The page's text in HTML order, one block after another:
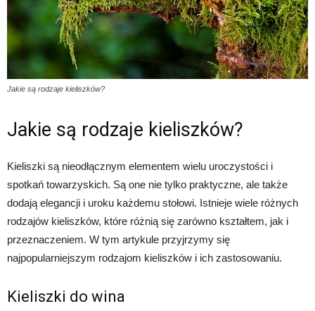
Jakie są rodzaje kieliszków?
Jakie są rodzaje kieliszków?
Kieliszki są nieodłącznym elementem wielu uroczystości i
spotkań towarzyskich. Są one nie tylko praktyczne, ale także
dodają elegancji i uroku każdemu stołowi. Istnieje wiele różnych
rodzajów kieliszków, które różnią się zarówno kształtem, jak i
przeznaczeniem. W tym artykule przyjrzymy się
najpopularniejszym rodzajom kieliszków i ich zastosowaniu.
Kieliszki do wina